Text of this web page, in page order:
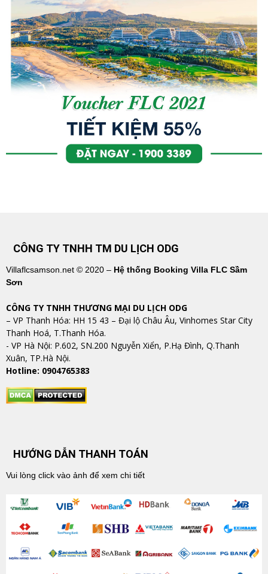
CÔNG TY TNHH TM DU LỊCH ODG
Villaflcsamson.net © 2020 – Hệ thống Booking Villa FLC Sầm
Sơn
CÔNG TY TNHH THƯƠNG MẠI DU LỊCH ODG
– VP Thanh Hóa: HH 15 43 – Đại lộ Châu Âu, Vinhomes Star City
Thanh Hoá, T.Thanh Hóa.
​​​​​​​- VP Hà Nội: P.602, SN.200 Nguyễn Xiển, P.Hạ Đình, Q.Thanh
Xuân, TP.Hà Nội.
Hotline: 0904765383
HƯỚNG DẪN THANH TOÁN
Vui lòng click vào ảnh để xem chi tiết